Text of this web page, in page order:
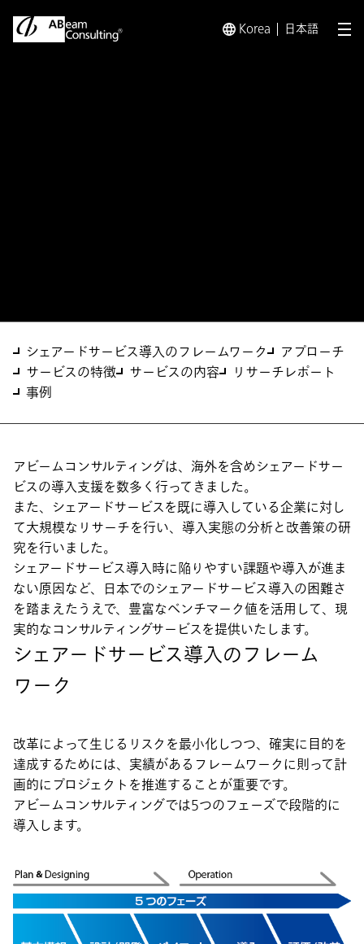
Korea 日本語 メ
シェアードサービス導入のフレームワーク
アプローチ
サービスの特徴
サービスの内容
リサーチレポート
事例
アビームコンサルティングは、海外を含めシェアードサー
ビスの導入支援を数多く行ってきました。
また、シェアードサービスを既に導入している企業に対し
て大規模なリサーチを行い、導入実態の分析と改善策の研
究を行いました。
シェアードサービス導入時に陥りやすい課題や導入が進ま
ない原因など、日本でのシェアードサービス導入の困難さ
を踏まえたうえで、豊富なベンチマーク値を活用して、現
実的なコンサルティングサービスを提供いたします。
シェアードサービス導入のフレーム
ワーク
改革によって生じるリスクを最小化しつつ、確実に目的を
達成するためには、実績があるフレームワークに則って計
画的にプロジェクトを推進することが重要です。
アビームコンサルティングでは5つのフェーズで段階的に
導入します。